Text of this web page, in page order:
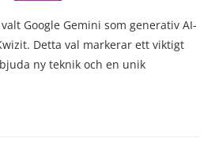
Google Gemini som generativ AI-
Detta val markerar ett viktigt
ny teknik och en unik